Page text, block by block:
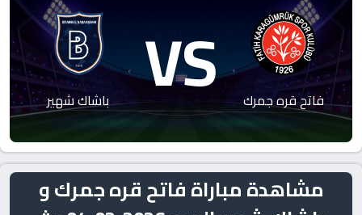
فاتح قره جمرك VS باشاك شهير
مشاهدة مباراة فاتح قره جمرك و